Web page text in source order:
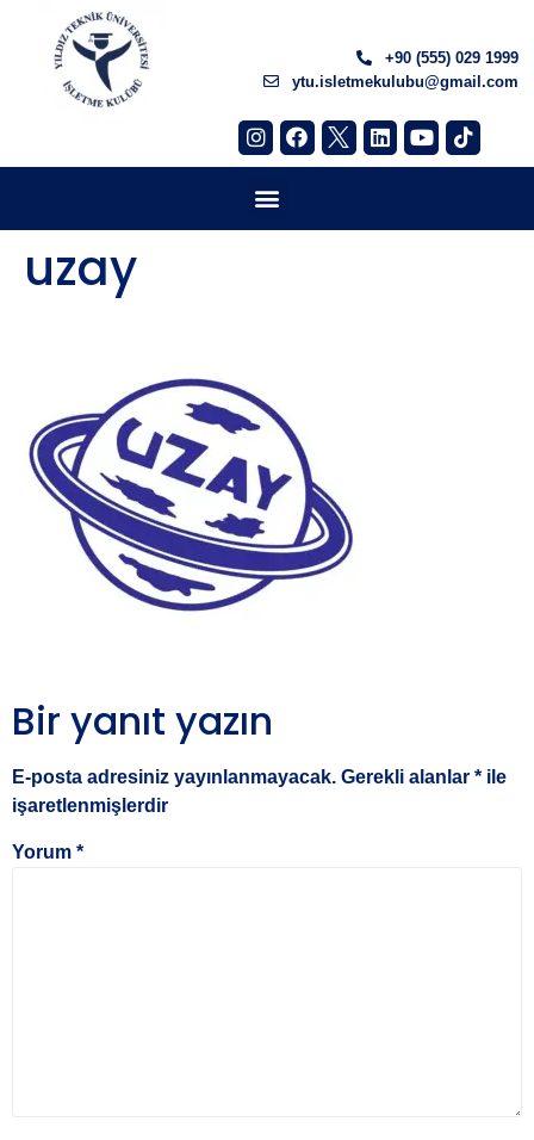
+90 (555) 029 1999
ytu.isletmekulubu@gmail.com
uzay
Bir yanıt yazın
E-posta adresiniz yayınlanmayacak. Gerekli alanlar * ile
işaretlenmişlerdir
Yorum *